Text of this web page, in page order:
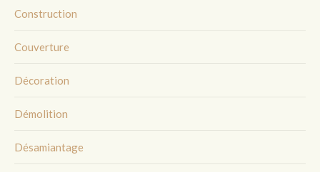
Construction
Couverture
Décoration
Démolition
Désamiantage